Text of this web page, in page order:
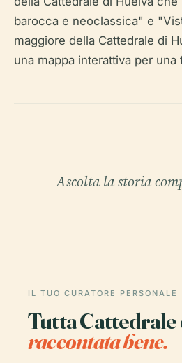
barocca e neoclassica" e
maggiore della Cattedrale di
una mappa interattiva per
Ascolta la storia
IL TUO CURATORE PERSONALE
Tutta Cattedrale
raccontata bene.